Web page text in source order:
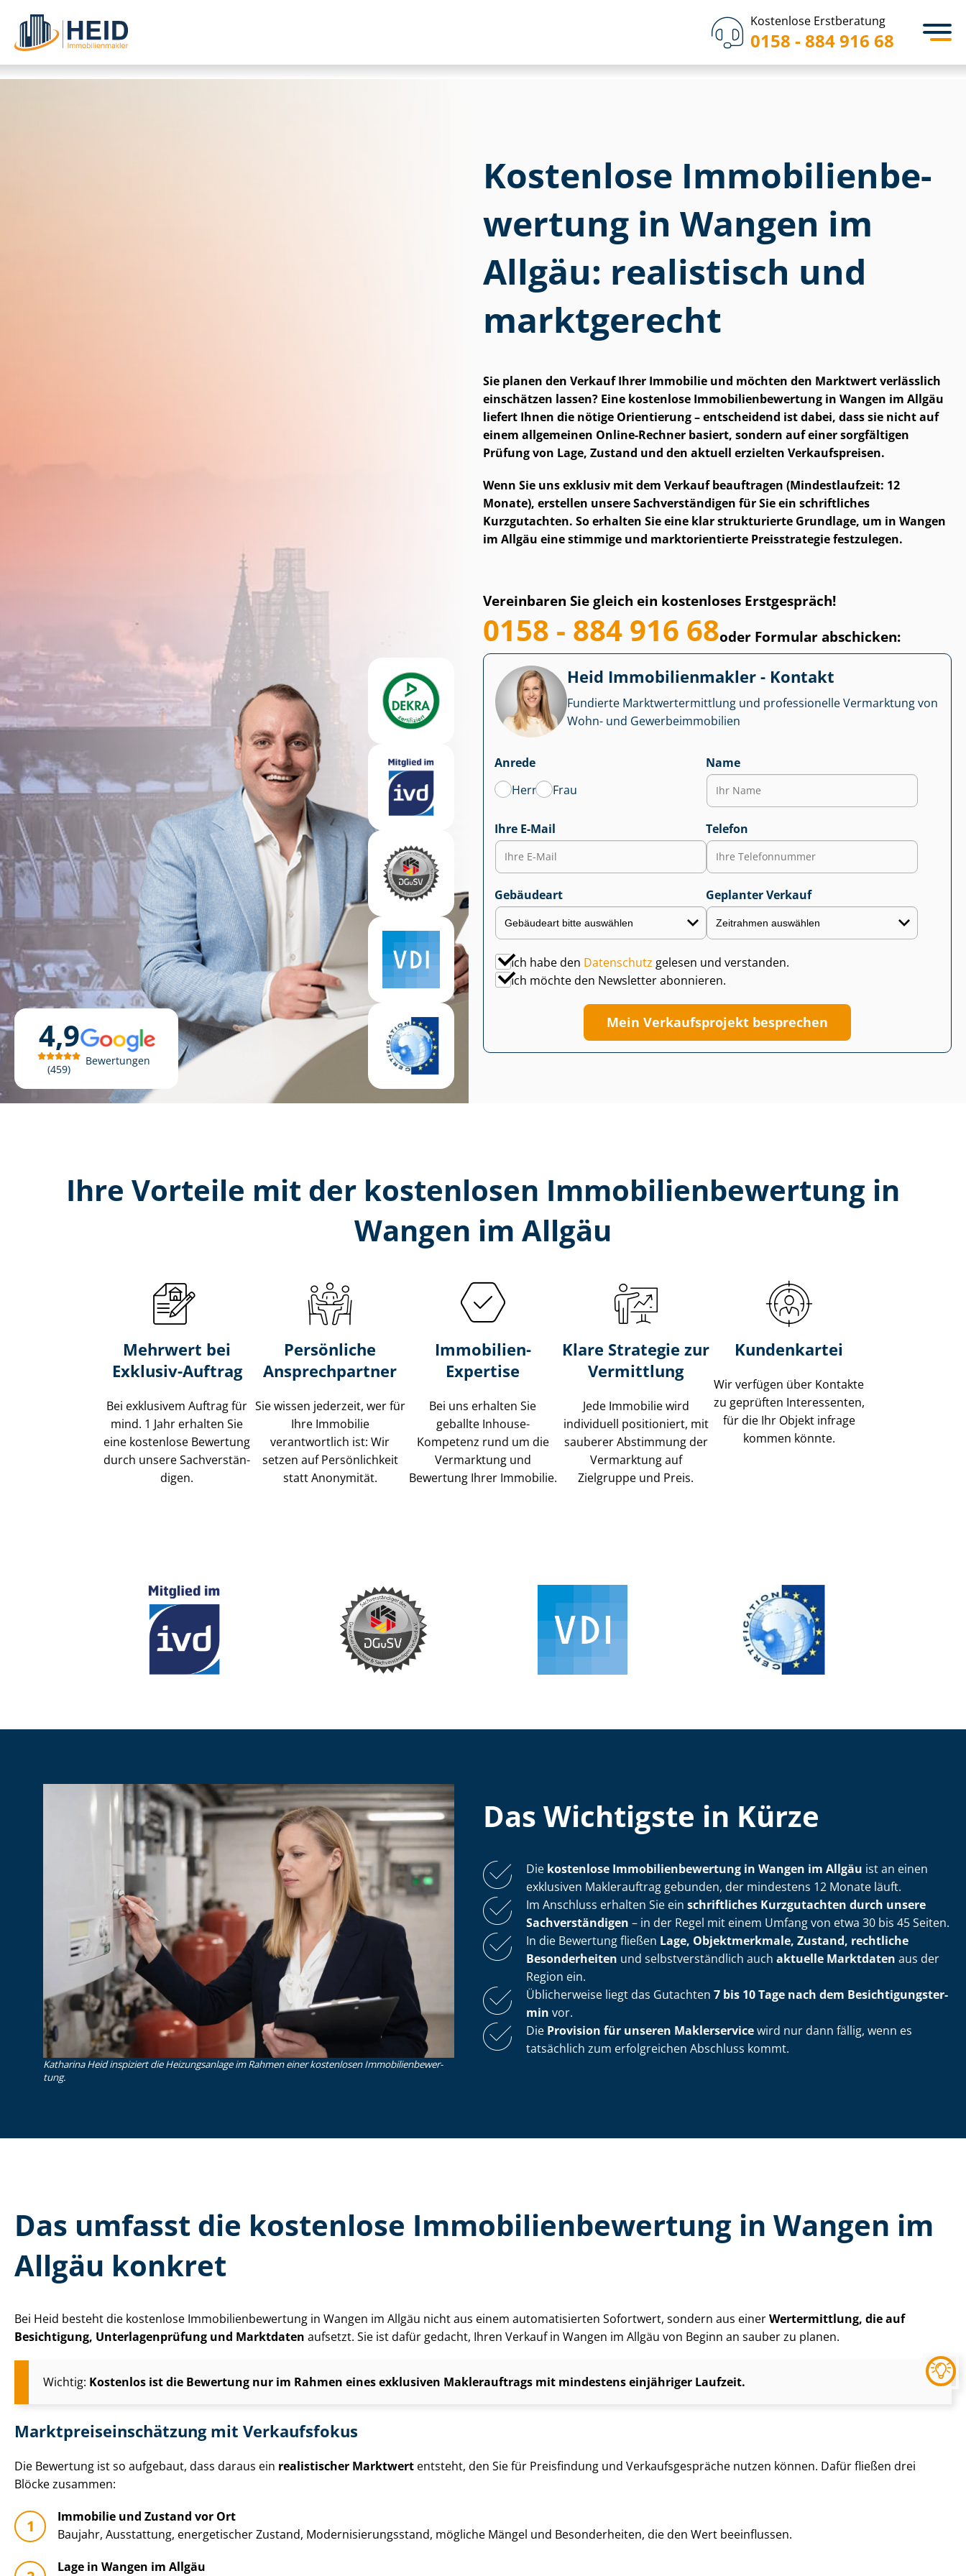
Kostenlose Erstberatung
0158 - 884 916 68
4,9
459
Bewertungen
Kostenlose Im­mo­bi­li­en­be­
wer­tung in Wangen im
Allgäu: realistisch und
marktgerecht
Sie planen den Verkauf Ihrer Immobilie und möchten den Marktwert verlässlich
einschätzen lassen? Eine kostenlose Im­mo­bi­li­en­be­wer­tung in Wangen im Allgäu
liefert Ihnen die nötige Orientierung – entscheidend ist dabei, dass sie nicht auf
einem allgemeinen Online-Rechner basiert, sondern auf einer sorgfältigen
Prüfung von Lage, Zustand und den aktuell erzielten Verkaufspreisen.
Wenn Sie uns exklusiv mit dem Verkauf beauftragen (Mindestlaufzeit: 12
Monate), erstellen unsere Sach­ver­stän­di­gen für Sie ein schriftliches
Kurzgutachten. So erhalten Sie eine klar strukturierte Grundlage, um in Wangen
im Allgäu eine stimmige und markt­ori­en­tier­te Preisstrategie festzulegen.
Vereinbaren Sie gleich ein kostenloses Erstgespräch!
0158 - 884 916 68oder Formular abschicken:
Heid Im­mo­bi­li­en­mak­ler - Kontakt
Fundierte Markt­wert­ermitt­lung und professionelle Vermarktung von
Wohn- und Ge­wer­be­im­mo­bi­li­en
Anrede
Herr
Frau
Name
Ihre E-Mail Telefon
Gebäudeart Geplanter Verkauf
Ich habe den Datenschutz gelesen und verstanden.
Ich möchte den Newsletter abonnieren.
Mein Verkaufsprojekt besprechen
Ihre Vorteile mit der kostenlosen Im­mo­bi­li­en­be­wer­tung in
Wangen im Allgäu
Mehrwert bei
Exklusiv-Auftrag
Bei exklusivem Auftrag für
mind. 1 Jahr erhalten Sie
eine kostenlose Bewertung
durch unsere Sach­ver­stän­
di­gen.
Persönliche
Ansprechpartner
Sie wissen jederzeit, wer für
Ihre Immobilie
verantwortlich ist: Wir
setzen auf Persönlichkeit
statt Anonymität.
Immobilien-
Expertise
Bei uns erhalten Sie
geballte Inhouse-
Kompetenz rund um die
Vermarktung und
Bewertung Ihrer Immobilie.
Klare Strategie zur
Vermittlung
Jede Immobilie wird
individuell positioniert, mit
sauberer Abstimmung der
Vermarktung auf
Zielgruppe und Preis.
Kundenkartei
Wir verfügen über Kontakte
zu geprüften Interessenten,
für die Ihr Objekt infrage
kommen könnte.
Katharina Heid inspiziert die Heizungsanlage im Rahmen einer kostenlosen Im­mo­bi­li­en­be­wer­
tung.
Das Wichtigste in Kürze
Die kostenlose Im­mo­bi­li­en­be­wer­tung in Wangen im Allgäu ist an einen
exklusiven Maklerauftrag gebunden, der mindestens 12 Monate läuft.
Im Anschluss erhalten Sie ein schriftliches Kurzgutachten durch unsere
Sach­ver­stän­di­gen – in der Regel mit einem Umfang von etwa 30 bis 45 Seiten.
In die Bewertung fließen Lage, Objektmerkmale, Zustand, rechtliche
Besonderheiten und selbst­ver­ständ­lich auch aktuelle Marktdaten aus der
Region ein.
Üblicherweise liegt das Gutachten 7 bis 10 Tage nach dem Be­sich­ti­gungs­ter­
min vor.
Die Provision für unseren Maklerservicewird nur dann fällig, wenn es
tatsächlich zum erfolgreichen Abschluss kommt.
Das umfasst die kostenlose Im­mo­bi­li­en­be­wer­tung in Wangen im
Allgäu konkret
Bei Heid besteht die kostenlose Im­mo­bi­li­en­be­wer­tung in Wangen im Allgäu nicht aus einem automatisierten Sofortwert, sondern aus einerWertermittlung, die auf
Besichtigung, Un­ter­la­gen­prü­fung und Marktdaten aufsetzt. Sie ist dafür gedacht, Ihren Verkauf in Wangen im Allgäu von Beginn an sauber zu planen.
Wichtig: Kostenlos ist die Bewertung nur im Rahmen eines exklusiven Maklerauftrags mit mindestens einjähriger Laufzeit.
Markt­preis­ein­schät­zung mit Verkaufsfokus
Die Bewertung ist so aufgebaut, dass daraus ein realistischer Marktwert entsteht, den Sie für Preisfindung und Ver­kaufs­ge­sprä­che nutzen können. Dafür fließen drei
Blöcke zusammen:
Immobilie und Zustand vor Ort
Baujahr, Ausstattung, energetischer Zustand, Mo­der­ni­sie­rungs­stand, mögliche Mängel und Besonderheiten, die den Wert beeinflussen.
Lage in Wangen im Allgäu